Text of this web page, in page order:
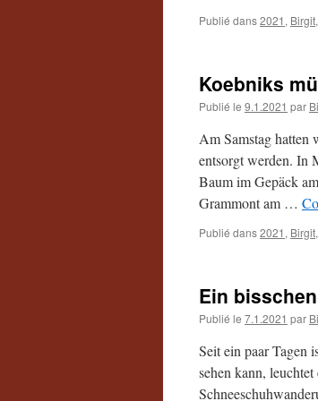
Publié dans2021 , Birgit,
Koebniks
Publié le 9.1.2021 par
Am Samstag hatten
entsorgt werden. In
Baum im Gepäck
Grammont am …
Publié dans2021 , Birgit,
Ein
Publié le 7.1.2021 par
Seit ein paar Tagen
sehen kann,